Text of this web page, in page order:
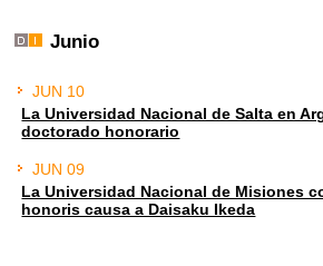
Junio
JUN 10
La Universidad Nacional de Salta en
doctorado honorario
JUN 09
La Universidad Nacional de Misiones
honoris causa a Daisaku Ikeda